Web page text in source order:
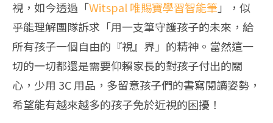
視，如今透過「Witspal 唯賜寶學習智能筆」，似
乎能理解團隊訴求「用一支筆守護孩子的未來，給
所有孩子一個自由的『視』界」的精神。當然這一
切的一切都還是需要仰賴家長的對孩子付出的關
心，少用 3C 用品，多留意孩子們的書寫閱讀姿勢，
希望能有越來越多的孩子免於近視的困擾！